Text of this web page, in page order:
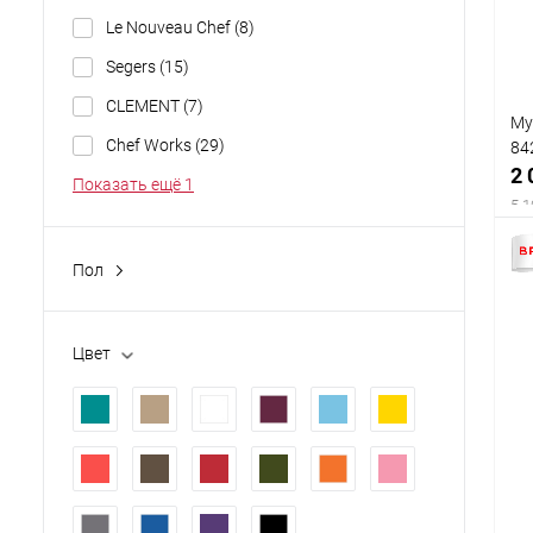
Le Nouveau Chef (8)
Segers (15)
CLEMENT (7)
Chef Works (29)
Показать ещё 1
Пол
Цвет
2
5